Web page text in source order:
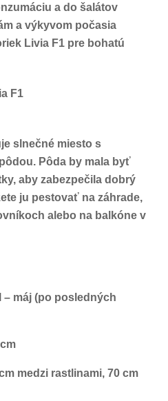
a do šalátov
a výkyvom počasia
Livia F1 pre bohatú
F1
slnečné miesto s
Pôda by mala byť
aby zabezpečila dobrý
ju pestovať na záhrade,
alebo na balkóne v
máj (po posledných
medzi rastlinami, 70 cm